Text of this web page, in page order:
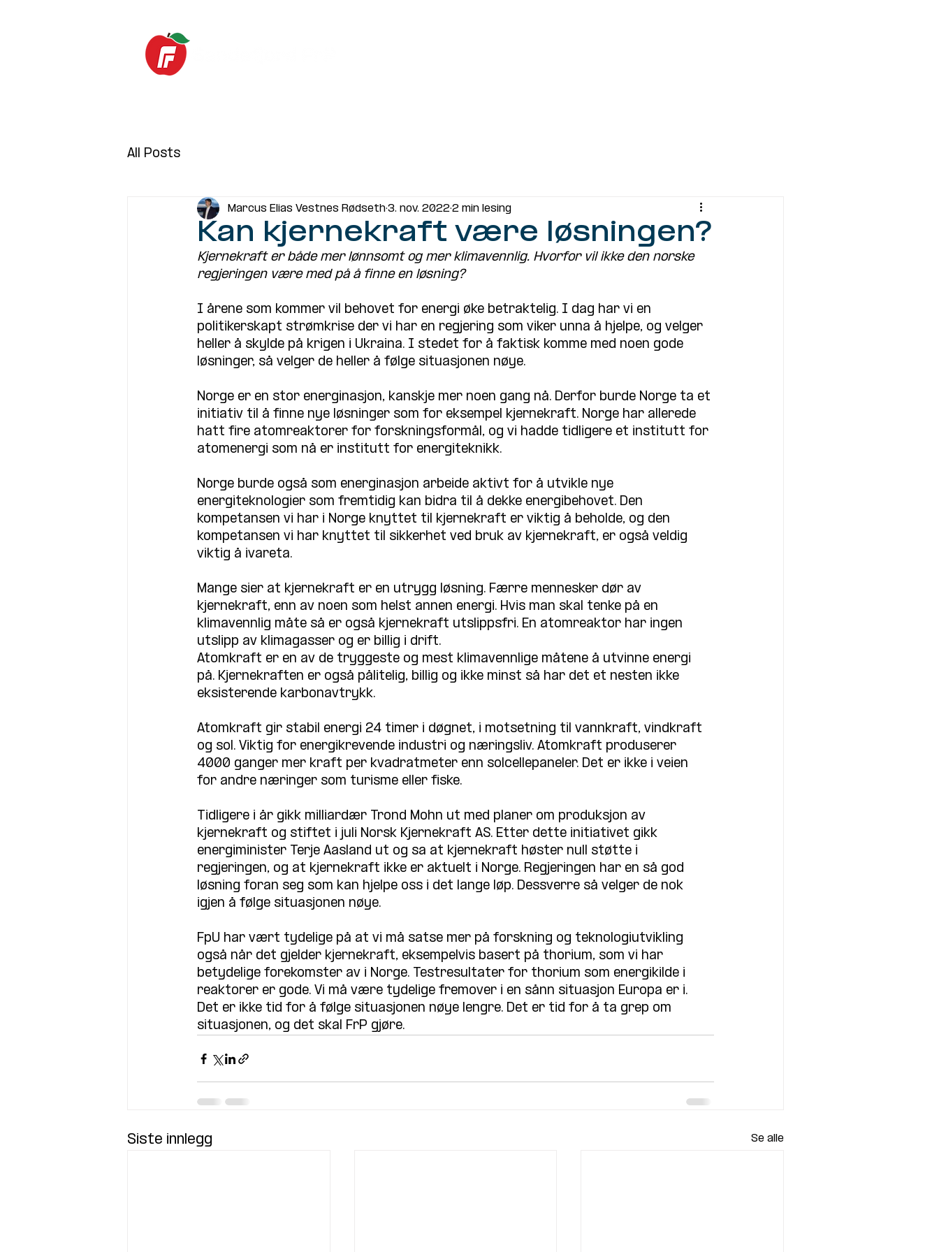
All Posts
Kan kjernekraft være løsningen?
Marcus Elias Vestnes Rødseth3. nov. 20222 min lesing
Kjernekraft er både mer lønnsomt og mer klimavennlig. Hvorfor vil ikke den norske
regjeringen være med på å finne en løsning?
I årene som kommer vil behovet for energi øke betraktelig. I dag har vi en
politikerskapt strømkrise der vi har en regjering som viker unna å hjelpe, og velger
heller å skylde på krigen i Ukraina. I stedet for å faktisk komme med noen gode
løsninger, så velger de heller å følge situasjonen nøye.
Norge er en stor energinasjon, kanskje mer noen gang nå. Derfor burde Norge ta et
initiativ til å finne nye løsninger som for eksempel kjernekraft. Norge har allerede
hatt fire atomreaktorer for forskningsformål, og vi hadde tidligere et institutt for
atomenergi som nå er institutt for energiteknikk.
Norge burde også som energinasjon arbeide aktivt for å utvikle nye
energiteknologier som fremtidig kan bidra til å dekke energibehovet. Den
kompetansen vi har i Norge knyttet til kjernekraft er viktig å beholde, og den
kompetansen vi har knyttet til sikkerhet ved bruk av kjernekraft, er også veldig
viktig å ivareta.
Mange sier at kjernekraft er en utrygg løsning. Færre mennesker dør av
kjernekraft, enn av noen som helst annen energi. Hvis man skal tenke på en
klimavennlig måte så er også kjernekraft utslippsfri. En atomreaktor har ingen
utslipp av klimagasser og er billig i drift.
Atomkraft er en av de tryggeste og mest klimavennlige måtene å utvinne energi
på. Kjernekraften er også pålitelig, billig og ikke minst så har det et nesten ikke
eksisterende karbonavtrykk.
Atomkraft gir stabil energi 24 timer i døgnet, i motsetning til vannkraft, vindkraft
og sol. Viktig for energikrevende industri og næringsliv. Atomkraft produserer
4000 ganger mer kraft per kvadratmeter enn solcellepaneler. Det er ikke i veien
for andre næringer som turisme eller fiske.
Tidligere i år gikk milliardær Trond Mohn ut med planer om produksjon av
kjernekraft og stiftet i juli Norsk Kjernekraft AS. Etter dette initiativet gikk
energiminister Terje Aasland ut og sa at kjernekraft høster null støtte i
regjeringen, og at kjernekraft ikke er aktuelt i Norge. Regjeringen har en så god
løsning foran seg som kan hjelpe oss i det lange løp. Dessverre så velger de nok
igjen å følge situasjonen nøye.
FpU har vært tydelige på at vi må satse mer på forskning og teknologiutvikling
også når det gjelder kjernekraft, eksempelvis basert på thorium, som vi har
betydelige forekomster av i Norge. Testresultater for thorium som energikilde i
reaktorer er gode. Vi må være tydelige fremover i en sånn situasjon Europa er i.
Det er ikke tid for å følge situasjonen nøye lengre. Det er tid for å ta grep om
situasjonen, og det skal FrP gjøre.
Siste innlegg Se alle